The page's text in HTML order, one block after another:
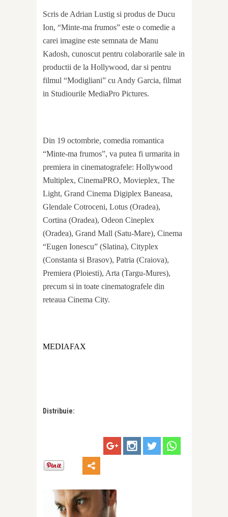
Scris de Adrian Lustig si produs de Ducu
Ion, “Minte-ma frumos” este o comedie a
carei imagine este semnata de Manu
Kadosh, cunoscut pentru colaborarile sale in
productii de la Hollywood, dar si pentru
filmul “Modigliani” cu Andy Garcia, filmat
in Studiourile MediaPro Pictures.
Din 19 octombrie, comedia romantica
“Minte-ma frumos”, va putea fi urmarita in
premiera in cinematografele: Hollywood
Multiplex, CinemaPRO, Movieplex, The
Light, Grand Cinema Digiplex Baneasa,
Glendale Cotroceni, Lotus (Oradea),
Cortina (Oradea), Odeon Cineplex
(Oradea), Grand Mall (Satu-Mare), Cinema
“Eugen Ionescu” (Slatina), Cityplex
(Constanta si Brasov), Patria (Craiova),
Premiera (Ploiesti), Arta (Targu-Mures),
precum si in toate cinematografele din
reteaua Cinema City.
MEDIAFAX
Distribuie: